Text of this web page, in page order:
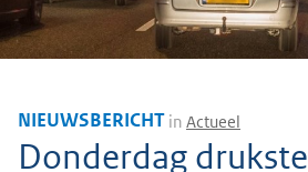
NIEUWSBERICHT in Actueel
Donderdag drukste